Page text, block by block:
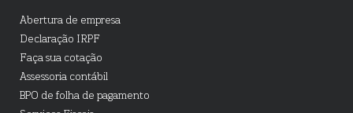
Abertura de empresa
Declaração IRPF
Faça sua cotação
Assessoria contábil
BPO de folha de pagamento